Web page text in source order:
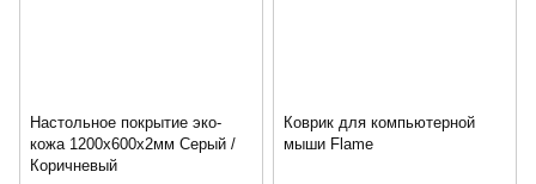
Настольное покрытие эко-
кожа 1200х600х2мм Серый /
Коричневый
Коврик для компьютерной
мыши Flame